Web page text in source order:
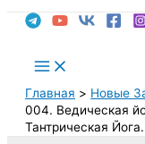
Main
Menu
Главная
Новые
004. Ведическая
Тантрическая